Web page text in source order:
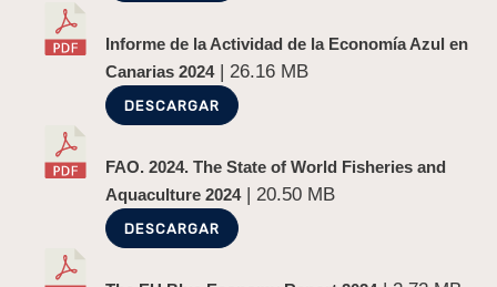
Informe de la Actividad de la Economía Azul en
Canarias 2024| 26.16 MB
DESCARGAR
FAO. 2024. The State of World Fisheries and
Aquaculture 2024| 20.50 MB
DESCARGAR